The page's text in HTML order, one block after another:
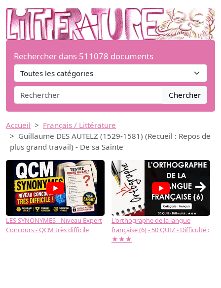
Rechercher dans 511078 documents
Chercher
Accueil
Français / Littérature
Guillaume DES AUTELZ (1529-1581) (Recueil : Repos de
plus grand travail) - De sa Sainte
LES SYNONYMES - Niveau Expert
Concours - QCM très difficile
L'orthographe de la langue
française (6) - 50 QUIZ - Difficulté :
★★★
→